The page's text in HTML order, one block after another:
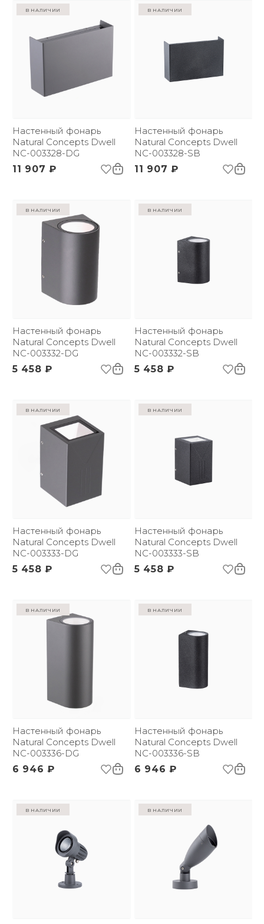
в наличии
Настенный фонарь
Natural Concepts Dwell
NC-003328-DG
11 907 ₽
в наличии
Настенный фонарь
Natural Concepts Dwell
NC-003328-SB
11 907 ₽
в наличии
Настенный фонарь
Natural Concepts Dwell
NC-003332-DG
5 458 ₽
в наличии
Настенный фонарь
Natural Concepts Dwell
NC-003332-SB
5 458 ₽
в наличии
Настенный фонарь
Natural Concepts Dwell
NC-003333-DG
5 458 ₽
в наличии
Настенный фонарь
Natural Concepts Dwell
NC-003333-SB
5 458 ₽
в наличии
Настенный фонарь
Natural Concepts Dwell
NC-003336-DG
6 946 ₽
в наличии
Настенный фонарь
Natural Concepts Dwell
NC-003336-SB
6 946 ₽
в наличии в наличии